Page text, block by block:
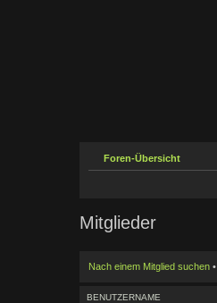
Foren-Übersicht
Mitglieder
Nach einem Mitglied suchen•
BENUTZERNAME